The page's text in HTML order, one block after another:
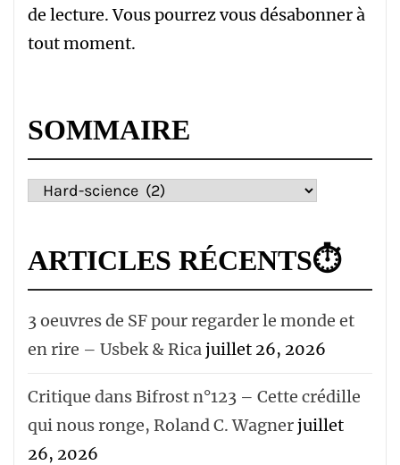
de lecture. Vous pourrez vous désabonner à
tout moment.
SOMMAIRE
Sommaire
ARTICLES RÉCENTS⏱
3 oeuvres de SF pour regarder le monde et
en rire – Usbek & Ricajuillet 26, 2026
Critique dans Bifrost n°123 – Cette crédille
qui nous ronge, Roland C. Wagnerjuillet
26, 2026